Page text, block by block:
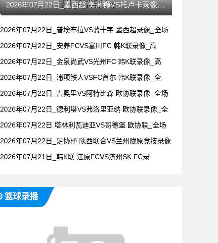
2026年07月22日_墨西超 美洲狮VS托卢卡录像_全场录
2026年07月22日_普埃布拉VS蓝十字 墨西超录像_全场
2026年07月22日_安养FCVS富川FC 韩K联录像_高
2026年07月22日_金泉尚武VS光州FC 韩K联录像_高
2026年07月22日_浦项铁人VSFC首尔 韩K联录像_全
2026年07月22日_吉奥里VS阿特比森 欧协联录像_全场
2026年07月22日_德利塔VS弗洛里亚纳 欧协联录像_全
2026年07月22日 塔林利瓦迪亚VS哥德堡 欧协联_全场
2026年07月22日_足协杯 陕西联合VS兰州陇原竞技录像
2026年07月21日_韩K联 江原FCVS济州SK FC录
篮球录播